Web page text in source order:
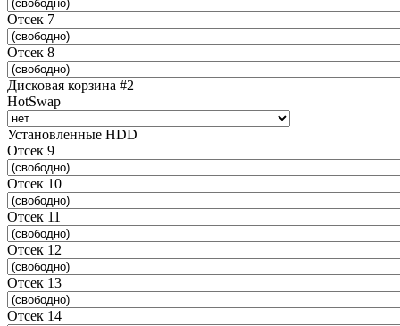
Отсек 7
Отсек 8
Дисковая корзина #2
HotSwap
Установленные HDD
Отсек 9
Отсек 10
Отсек 11
Отсек 12
Отсек 13
Отсек 14